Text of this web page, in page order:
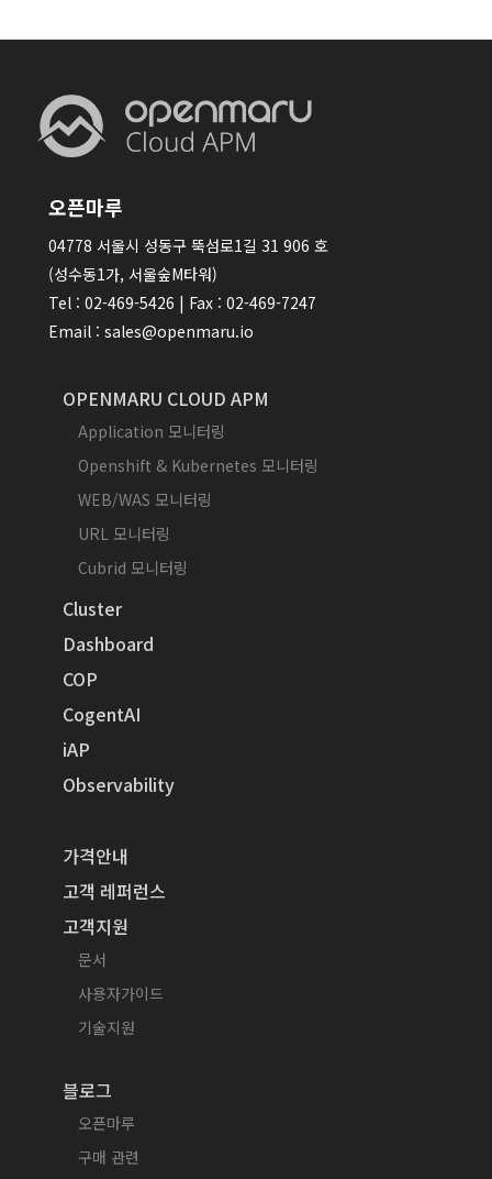
오픈마루
04778 서울시 성동구 뚝섬로1길 31 906 호
(성수동1가, 서울숲M타워)
Tel : 02-469-5426 | Fax : 02-469-7247
Email : sales@openmaru.io
OPENMARU CLOUD APM
Application 모니터링
Openshift & Kubernetes 모니터링
WEB/WAS 모니터링
URL 모니터링
Cubrid 모니터링
Cluster
Dashboard
COP
CogentAI
iAP
Observability
가격안내
고객 레퍼런스
고객지원
문서
사용자가이드
기술지원
블로그
오픈마루
구매 관련